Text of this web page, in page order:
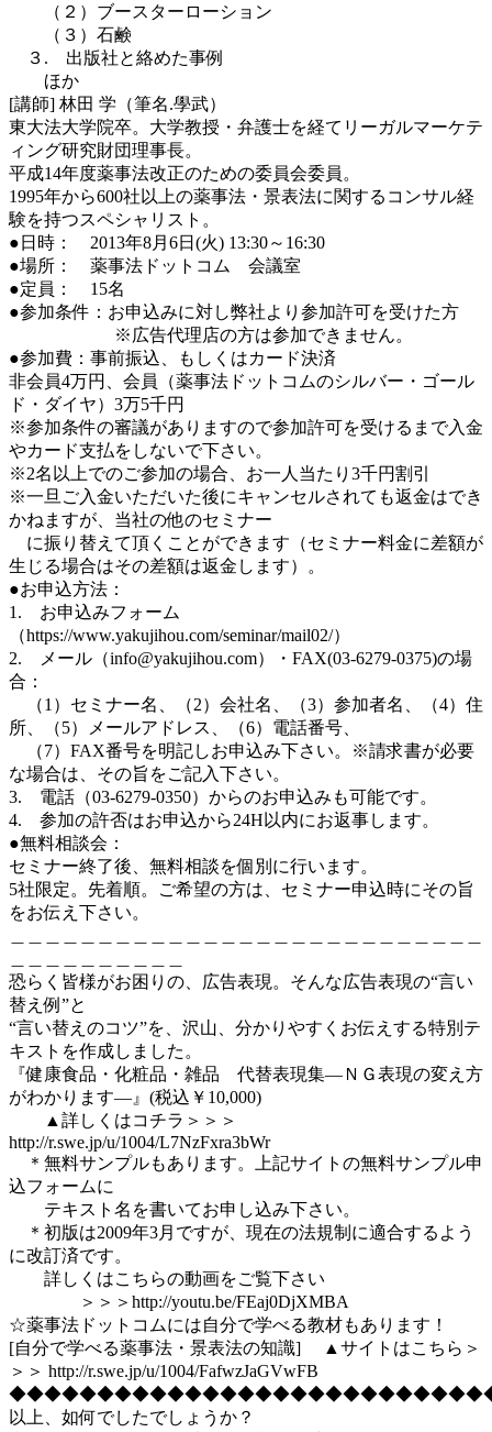
（２）ブースターローション
（３）石鹸
３. 出版社と絡めた事例
ほか
[講師] 林田 学（筆名.學武）
東大法大学院卒。大学教授・弁護士を経てリーガルマーケテ
ィング研究財団理事長。
平成14年度薬事法改正のための委員会委員。
1995年から600社以上の薬事法・景表法に関するコンサル経
験を持つスペシャリスト。
●日時： 2013年8月6日(火) 13:30～16:30
●場所： 薬事法ドットコム 会議室
●定員： 15名
●参加条件：お申込みに対し弊社より参加許可を受けた方
※広告代理店の方は参加できません。
●参加費：事前振込、もしくはカード決済
非会員4万円、会員（薬事法ドットコムのシルバー・ゴール
ド・ダイヤ）3万5千円
※参加条件の審議がありますので参加許可を受けるまで入金
やカード支払をしないで下さい。
※2名以上でのご参加の場合、お一人当たり3千円割引
※一旦ご入金いただいた後にキャンセルされても返金はでき
かねますが、当社の他のセミナー
に振り替えて頂くことができます（セミナー料金に差額が
生じる場合はその差額は返金します）。
●お申込方法：
1. お申込みフォーム
（https://www.yakujihou.com/seminar/mail02/）
2. メール（info@yakujihou.com）・FAX(03-6279-0375)の場
合：
（1）セミナー名、（2）会社名、（3）参加者名、（4）住
所、（5）メールアドレス、（6）電話番号、
（7）FAX番号を明記しお申込み下さい。※請求書が必要
な場合は、その旨をご記入下さい。
3. 電話（03-6279-0350）からのお申込みも可能です。
4. 参加の許否はお申込から24H以内にお返事します。
●無料相談会：
セミナー終了後、無料相談を個別に行います。
5社限定。先着順。ご希望の方は、セミナー申込時にその旨
をお伝え下さい。
恐らく皆様がお困りの、広告表現。そんな広告表現の“言い
替え例”と
“言い替えのコツ”を、沢山、分かりやすくお伝えする特別テ
キストを作成しました。
『健康食品・化粧品・雑品 代替表現集―ＮＧ表現の変え方
がわかります―』(税込￥10,000)
▲詳しくはコチラ＞＞＞
http://r.swe.jp/u/1004/L7NzFxra3bWr
＊無料サンプルもあります。上記サイトの無料サンプル申
込フォームに
テキスト名を書いてお申し込み下さい。
＊初版は2009年3月ですが、現在の法規制に適合するよう
に改訂済です。
詳しくはこちらの動画をご覧下さい
＞＞＞http://youtu.be/FEaj0DjXMBA
☆薬事法ドットコムには自分で学べる教材もあります！
[自分で学べる薬事法・景表法の知識] ▲サイトはこちら＞
＞＞ http://r.swe.jp/u/1004/FafwzJaGVwFB
以上、如何でしたでしょうか？